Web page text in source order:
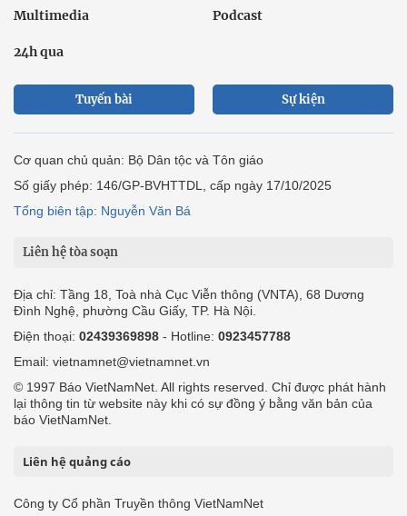
Multimedia Podcast
24h qua
Tuyến bài Sự kiện
Cơ quan chủ quản: Bộ Dân tộc và Tôn giáo
Số giấy phép: 146/GP-BVHTTDL, cấp ngày 17/10/2025
Tổng biên tập: Nguyễn Văn Bá
Liên hệ tòa soạn
Địa chỉ: Tầng 18, Toà nhà Cục Viễn thông (VNTA), 68 Dương
Đình Nghệ, phường Cầu Giấy, TP. Hà Nội.
Điện thoại: 02439369898 - Hotline: 0923457788
Email: vietnamnet@vietnamnet.vn
© 1997 Báo VietNamNet. All rights reserved. Chỉ được phát hành
lại thông tin từ website này khi có sự đồng ý bằng văn bản của
báo VietNamNet.
Liên hệ quảng cáo
Công ty Cổ phần Truyền thông VietNamNet